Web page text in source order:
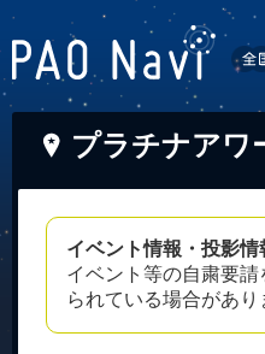
プラチナアワ
イベント情報・投影情
イベント等の自粛要
られている場合があ